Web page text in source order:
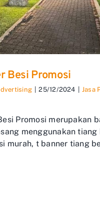
Besi Promosi
25/12/2024
Jasa
Promosi merupakan
menggunakan tiang
murah, t banner tiang